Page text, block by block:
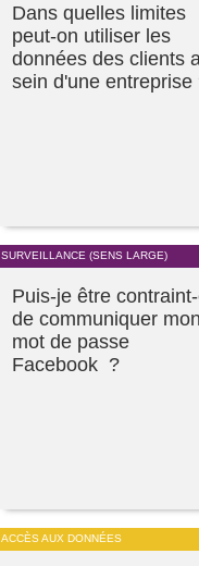
Dans quelles limites
peut-on utiliser les
données des clients
sein d'une entreprise
SURVEILLANCE (SENS LARGE)
Puis-je être
de communiquer
mot de passe
Facebook ?
ACCÈS AUX DONNÉES